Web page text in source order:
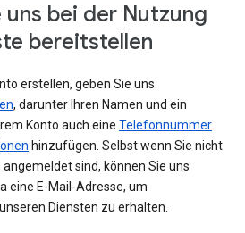
uns bei der Nutzung
bereitstellen
erstellen, geben Sie uns
, darunter Ihren Namen und ein
Konto auch eine Telefonnummer
hinzufügen. Selbst wenn Sie nicht
sind, können Sie uns
eine E-Mail-Adresse, um
Diensten zu erhalten.